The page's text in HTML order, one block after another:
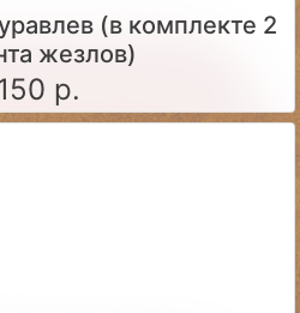
(в комплекте 2
жезлов)
р.